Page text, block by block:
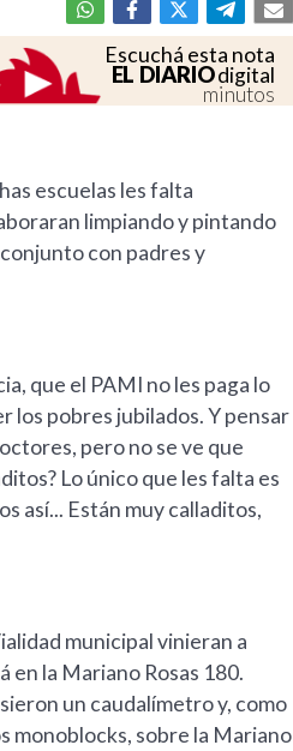
Escuchá esta nota
EL DIARIOdigital
minutos
escuelas les falta
limpiando y pintando
con padres y
que el PAMI no les paga lo
los pobres jubilados. Y pensar
pero no se ve que
Lo único que les falta es
así... Están muy calladitos,
municipal vinieran a
en la Mariano Rosas 180.
un caudalímetro y, como
monoblocks, sobre la Mariano